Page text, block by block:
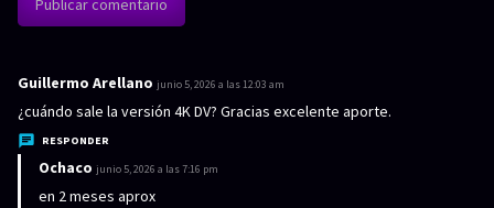
Guillermo Arellano d
i
e
:
junio 5, 2026 a las 12:03 am
¿cuándo sale la versión 4K DV? Gracias excelente aporte.
RESPONDER
Ochaco d
i
junio 5, 2026 a las 7:16 pm
en 2 meses aprox